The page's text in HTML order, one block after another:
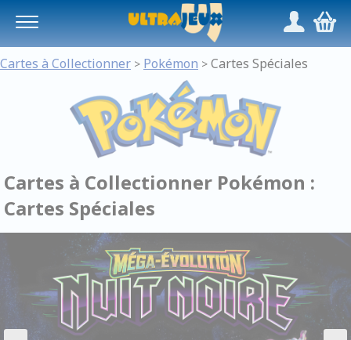
/,
Cartes à Collectionner > Pokémon > Cartes Spéciales
Cartes à Collectionner Pokémon :
Cartes Spéciales